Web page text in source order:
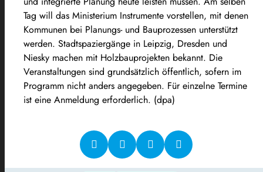
Tag will das Ministerium Instrumente vorstellen, mit denen
Kommunen bei Planungs- und Bauprozessen unterstützt
werden. Stadtspaziergänge in Leipzig, Dresden und
Niesky machen mit Holzbauprojekten bekannt. Die
Veranstaltungen sind grundsätzlich öffentlich, sofern im
Programm nicht anders angegeben. Für einzelne Termine
ist eine Anmeldung erforderlich. (dpa)